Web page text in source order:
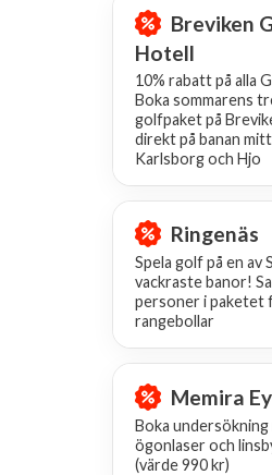
Breviken
Hotell
10% rabatt på alla
Boka sommarens
golfpaket på
direkt på banan
Karlsborg och Hjo
Ringenäs
Spela golf på en av
vackraste banor!
personer i paketet
rangebollar
Memira
Boka
ögonlaser och
(värde 990 kr)